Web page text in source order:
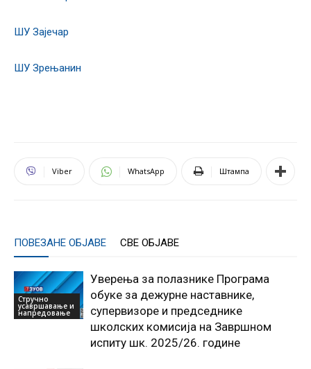
ШУ Зајечар
ШУ Зрењанин
Viber WhatsApp Штампа
ПОВЕЗАНЕ ОБЈАВЕ СВЕ ОБЈАВЕ
Стручно
усавршавање и
напредовање
Уверења за полазнике Програмa
обуке за дежурне наставнике,
супервизоре и председнике
школских комисија на Завршном
испиту шк. 2025/26. године